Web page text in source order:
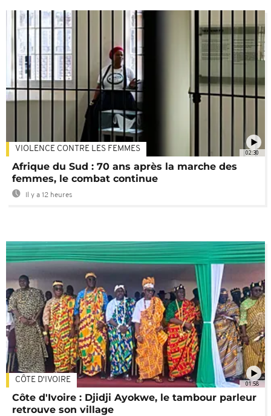
02:30
VIOLENCE CONTRE LES FEMMES
Afrique du Sud : 70 ans après la marche des
femmes, le combat continue
Il y a 12 heures
01:58
CÔTE D'IVOIRE
Côte d'Ivoire : Djidji Ayokwe, le tambour parleur
retrouve son village